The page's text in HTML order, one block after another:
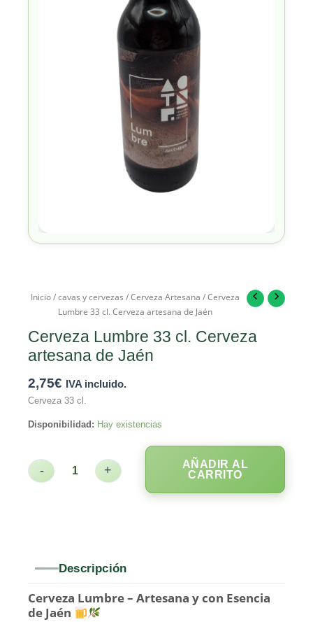
Inicio/cavas y cervezas /Cerveza Artesana / Cerveza
Lumbre 33 cl. Cerveza artesana de Jaén
Cerveza Lumbre 33 cl. Cerveza
artesana de Jaén
2,75€ IVA incluido.
Cerveza 33 cl.
Disponibilidad: Hay existencias
- +
AÑADIR AL
CARRITO
Descripción
Cerveza Lumbre – Artesana y con Esencia
de Jaén